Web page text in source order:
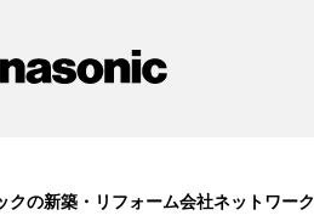
クの新築・リフォーム会社ネットワーク